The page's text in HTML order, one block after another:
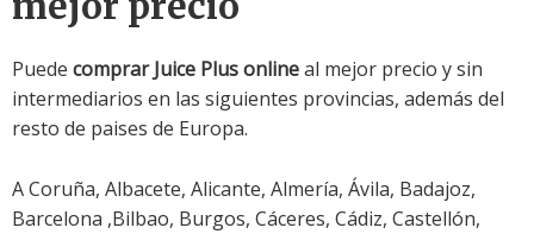
Puede comprar Juice Plus onlineal mejor precio y sin
intermediarios en las siguientes provincias, además del
resto de paises de Europa.
A Coruña, Albacete, Alicante, Almería, Ávila, Badajoz,
Barcelona ,Bilbao, Burgos, Cáceres, Cádiz, Castellón,